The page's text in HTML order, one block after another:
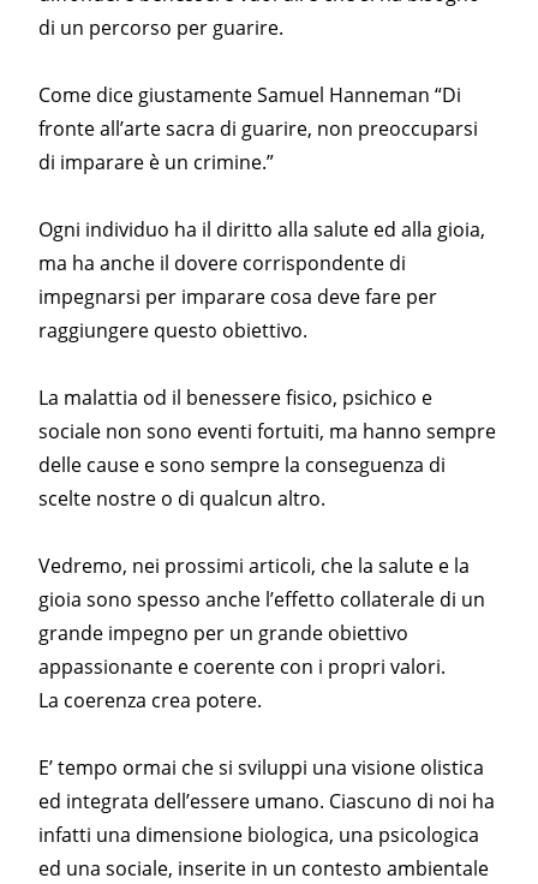
di un percorso per guarire.
Come dice giustamente Samuel Hanneman “Di
fronte all’arte sacra di guarire, non preoccuparsi
di imparare è un crimine.”
Ogni individuo ha il diritto alla salute ed alla gioia,
ma ha anche il dovere corrispondente di
impegnarsi per imparare cosa deve fare per
raggiungere questo obiettivo.
La malattia od il benessere fisico, psichico e
sociale non sono eventi fortuiti, ma hanno sempre
delle cause e sono sempre la conseguenza di
scelte nostre o di qualcun altro.
Vedremo, nei prossimi articoli, che la salute e la
gioia sono spesso anche l’effetto collaterale di un
grande impegno per un grande obiettivo
appassionante e coerente con i propri valori.
La coerenza crea potere.
E’ tempo ormai che si sviluppi una visione olistica
ed integrata dell’essere umano. Ciascuno di noi ha
infatti una dimensione biologica, una psicologica
ed una sociale, inserite in un contesto ambientale